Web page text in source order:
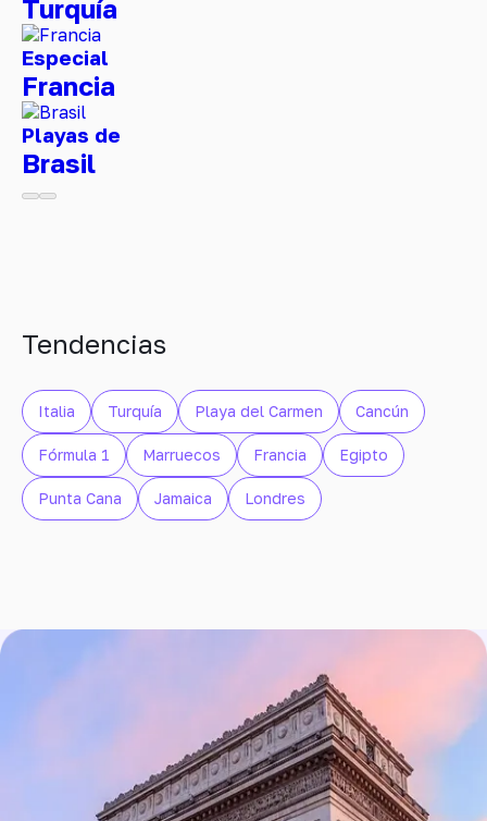
Turquía
Especial
Francia
Playas de
Brasil
Tendencias
Italia Turquía Playa del Carmen Cancún
Fórmula 1 Marruecos Francia Egipto
Punta Cana Jamaica Londres